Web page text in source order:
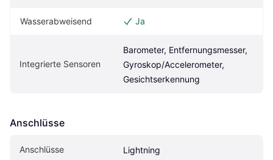
Wasserabweisend Ja
Integrierte Sensoren
Barometer, Entfernungsmesser,
Gyroskop/Accelerometer,
Gesichtserkennung
Anschlüsse
Anschlüsse Lightning